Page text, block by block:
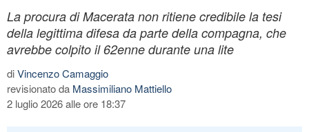
La procura di Macerata non ritiene credibile la tesi
della legittima difesa da parte della compagna, che
avrebbe colpito il 62enne durante una lite
diVincenzo Camaggio
revisionato da Massimiliano Mattiello
2 luglio 2026 alle ore 18:37